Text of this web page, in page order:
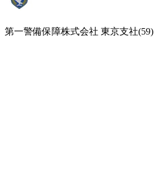
第一警備保障株式会社 東京支社(59)